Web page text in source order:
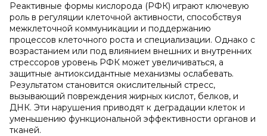
Реактивные формы кислорода (РФК) играют ключевую
роль в регуляции клеточной активности, способствуя
межклеточной коммуникации и поддержанию
процессов клеточного роста и специализации. Однако с
возрастанием или под влиянием внешних и внутренних
стрессоров уровень РФК может увеличиваться, а
защитные антиоксидантные механизмы ослабевать.
Результатом становится окислительный стресс,
вызывающий повреждения жирных кислот, белков, и
ДНК. Эти нарушения приводят к деградации клеток и
уменьшению функциональной эффективности органов и
тканей.